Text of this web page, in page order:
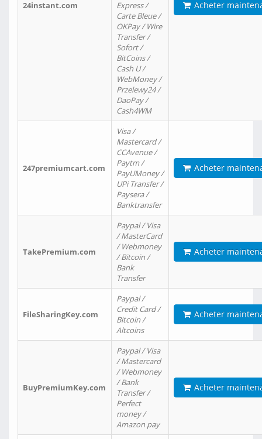
24instant.com
Express /
Carte Bleue /
OKPay / Wire
Transfer /
Sofort /
BitCoins /
Cash U /
WebMoney /
Przelewy24 /
DaoPay /
Cash4WM
Acheter
247premiumcart.com
Visa /
Mastercard /
CCAvenue /
Paytm /
PayUMoney /
UPi Transfer /
Paysera /
Banktransfer
Acheter
TakePremium.com
Paypal / Visa
/ MasterCard
/ Webmoney
/ Bitcoin /
Bank
Transfer
Acheter
FileSharingKey.com
Paypal /
Credit Card /
Bitcoin /
Altcoins
Acheter
BuyPremiumKey.com
Paypal / Visa
/ Mastercard
/ Webmoney
/ Bank
Transfer /
Perfect
money /
Amazon pay
Acheter